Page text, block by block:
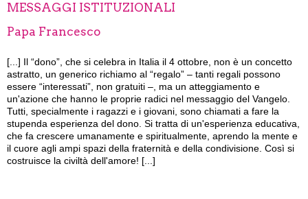
MESSAGGI ISTITUZIONALI
Papa Francesco
[...] Il “dono”, che si celebra in Italia il 4 ottobre, non è un concetto
astratto, un generico richiamo al “regalo” – tanti regali possono
essere “interessati”, non gratuiti –, ma un atteggiamento e
un'azione che hanno le proprie radici nel messaggio del Vangelo.
Tutti, specialmente i ragazzi e i giovani, sono chiamati a fare la
stupenda esperienza del dono. Si tratta di un'esperienza educativa,
che fa crescere umanamente e spiritualmente, aprendo la mente e
il cuore agli ampi spazi della fraternità e della condivisione. Così si
costruisce la civiltà dell'amore! [...]